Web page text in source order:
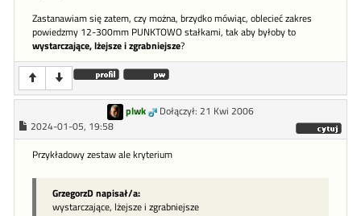
Zastanawiam się zatem, czy można, brzydko mówiąc, oblecieć zakres
powiedzmy 12-300mm PUNKTOWO stałkami, tak aby byłoby to
wystarczające, lżejsze i zgrabniejsze?
plwk
Dołączył: 21 Kwi 2006
2024-01-05, 19:58
Przykładowy zestaw ale kryterium
GrzegorzD napisał/a:
wystarczające, lżejsze i zgrabniejsze